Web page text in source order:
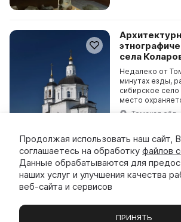
села
Недалеко от
минутах езды,
сибирское
место
природного
Томская обл.,
Дом
промыслов и
ремесел с.
открыт Дом
промыслов и
Продолжая использовать наш сайт,
соглашаетесь на обработку файлов
Данные обрабатываются для
наших услуг и улучшения качества
веб-сайта и сервисов
ПРИНЯТЬ